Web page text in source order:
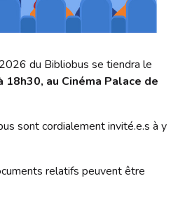
du Bibliobus se tiendra le
au Cinéma Palace de
sont cordialement invité.e.s à y
relatifs peuvent être